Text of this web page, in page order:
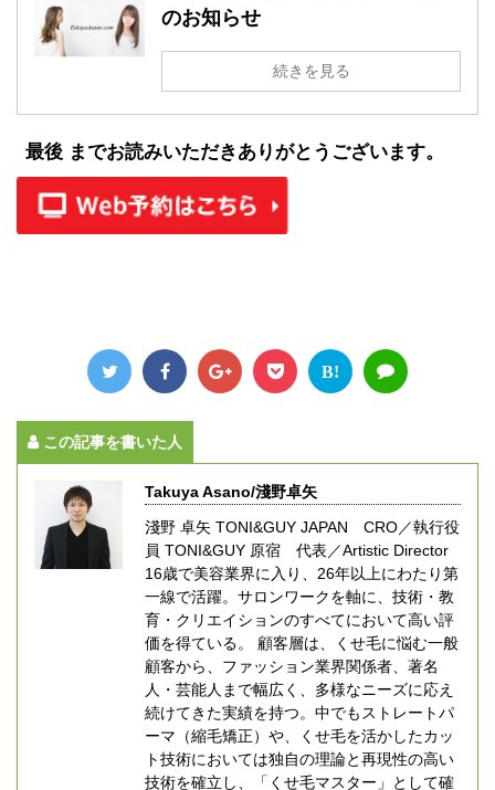
のお知らせ
続きを見る
最後 までお読みいただきありがとうございます。
B!
この記事を書いた人
Takuya Asano/淺野卓矢
淺野 卓矢 TONI&GUY JAPAN CRO／執行役
員 TONI&GUY 原宿 代表／Artistic Director
16歳で美容業界に入り、26年以上にわたり第
一線で活躍。サロンワークを軸に、技術・教
育・クリエイションのすべてにおいて高い評
価を得ている。 顧客層は、くせ毛に悩む一般
顧客から、ファッション業界関係者、著名
人・芸能人まで幅広く、多様なニーズに応え
続けてきた実績を持つ。中でもストレートパ
ーマ（縮毛矯正）や、くせ毛を活かしたカッ
ト技術においては独自の理論と再現性の高い
技術を確立し、「くせ毛マスター」として確